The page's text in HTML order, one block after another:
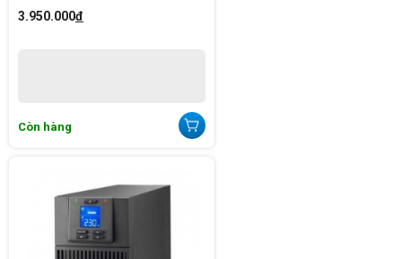
3.950.000đ
Còn hàng